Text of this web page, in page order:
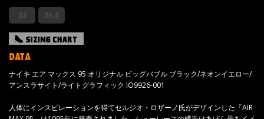
DATA
ナイキ エア マックス 95 オリジナル ビッグバブル ブラック/ネオンイエロー/
アンスラサイト/ライトグラフィック IO9926-001
人体にインスピレーションを得てセルジオ・ロザーノ氏がデザインした「AIR